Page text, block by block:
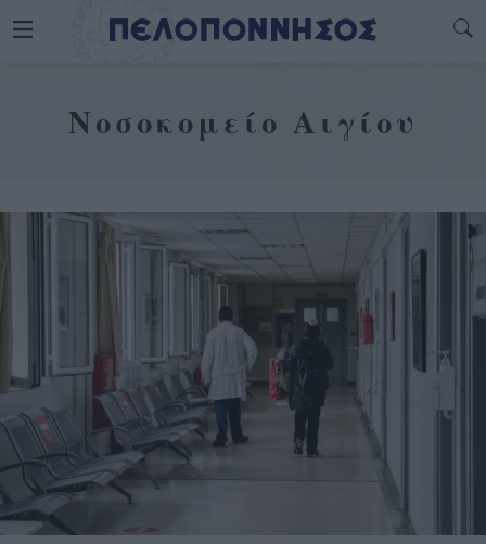
Νοσοκομείο Αιγίου